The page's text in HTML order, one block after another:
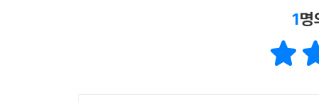
1명